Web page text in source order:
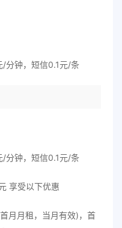
/分钟，短信0.1元/条
/分钟，短信0.1元/条
享受以下优惠
月月租，当月有效)，首